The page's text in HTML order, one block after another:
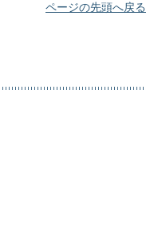
ページの先頭へ戻る